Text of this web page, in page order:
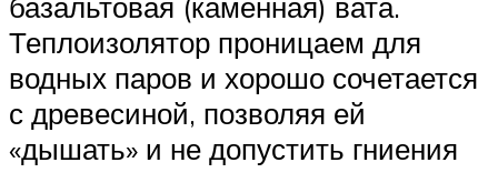
Теплоизолятор проницаем для
водных паров и хорошо сочетается
с древесиной, позволяя ей
«дышать» и не допустить гниения